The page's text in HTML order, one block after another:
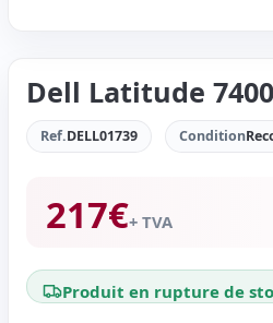
Dell Latitude
Ref.DELL01739 Condition
217€+ TVA
Produit en rupture de